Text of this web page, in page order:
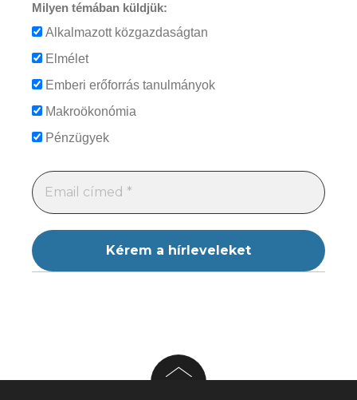
Milyen témában küldjük:
Alkalmazott közgazdaságtan
Elmélet
Emberi erőforrás tanulmányok
Makroökonómia
Pénzügyek